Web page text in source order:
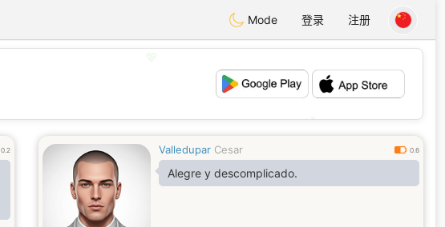
Mode 登录 注册
0.2 Valledupar Cesar 0.6
Alegre y descomplicado.